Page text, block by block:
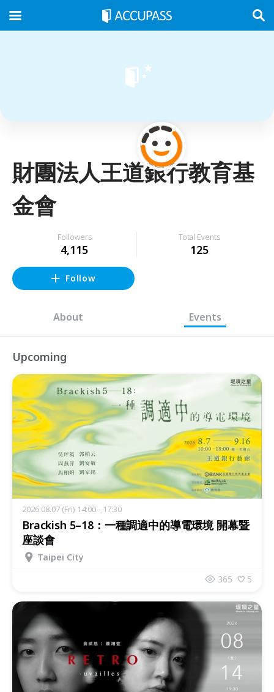
財團法人王道銀行教育基
金會
Followers
4,115
Total Events
125
Follow
About Events
Upcoming
2026.08.07 (Fri) 14:00 - 17:30
Brackish 5–18：一種調適中的導電環境 開幕暨
座談會
Taipei City
365
5